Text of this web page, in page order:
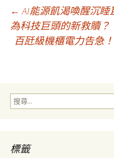
文
章
覽
← AI能源飢渴喚醒沉
為科技巨頭的新救贖？
百瓩級機櫃電力告急
搜
尋
標籤